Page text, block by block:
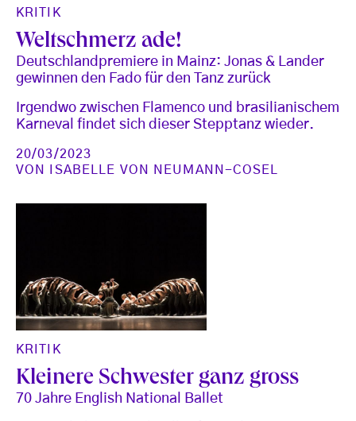
KRITIK
Weltschmerz ade!
Deutschlandpremiere in Mainz: Jonas & Lander
gewinnen den Fado für den Tanz zurück
Irgendwo zwischen Flamenco und brasilianischem
Karneval findet sich dieser Stepptanz wieder.
20/03/2023
VON
ISABELLE VON NEUMANN-COSEL
KRITIK
Kleinere Schwester ganz gross
70 Jahre English National Ballet